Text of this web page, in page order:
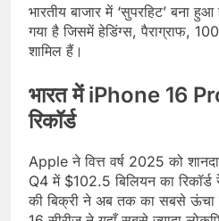
भारतीय बाजार में ‘सुपरहिट’ बना
गया है जिसमें हेडिंग्स, पैराग्राफ,
शामिल हैं।
भारत में iPhone 16
रिकॉर्ड
Apple ने वित्त वर्ष 2025 को
Q4 में $102.5 बिलियन का रिकॉर्ड
की बिक्री ने अब तक का सबसे